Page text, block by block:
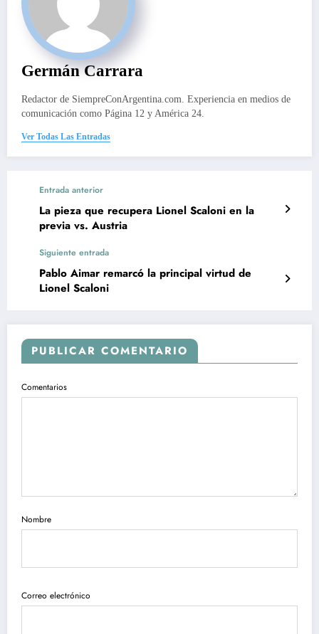
Germán Carrara
Redactor de SiempreConArgentina.com. Experiencia en medios de
comunicación como Página 12 y América 24.
Ver Todas Las Entradas
Entrada anterior
La pieza que recupera Lionel Scaloni en la
previa vs. Austria
Siguiente entrada
Pablo Aimar remarcó la principal virtud de
Lionel Scaloni
PUBLICAR COMENTARIO
Comentarios
Nombre
Correo electrónico